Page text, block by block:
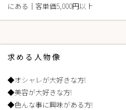
にある｜客単価5,000円以上
求める人物像
◆オシャレが大好きな方!
◆美容が大好きな方!
◆色んな事に興味がある方!